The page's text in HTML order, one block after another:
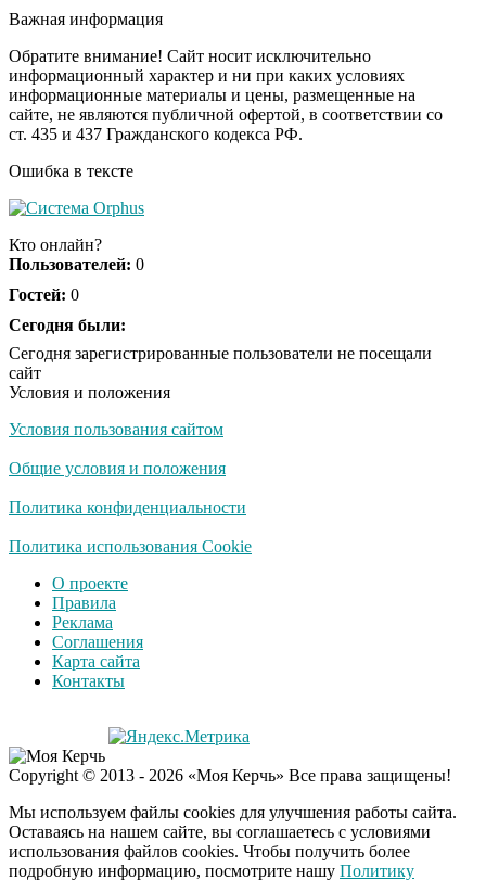
i
Королева вагона
отожгла! Видео не
оставит равнодушным
Важная информация
Обратите внимание! Сайт носит исключительно
информационный характер и ни при каких условиях
информационные материалы и цены, размещенные на
сайте, не являются публичной офертой, в соответствии со
ст. 435 и 437 Гражданского кодекса РФ.
Ошибка в тексте
Кто онлайн?
Пользователей: 0
Гостей: 0
Сегодня были:
Сегодня зарегистрированные пользователи не посещали
сайт
Условия и положения
Условия пользования сайтом
Общие условия и положения
Политика конфиденциальности
Политика использования Cookie
О проекте
Правила
Реклама
Соглашения
Карта сайта
Контакты
Copyright © 2013 - 2026 «Моя Керчь» Все права защищены!
Мы используем файлы cookies для улучшения работы сайта.
Оставаясь на нашем сайте, вы соглашаетесь с условиями
использования файлов cookies. Чтобы получить более
подробную информацию, посмотрите нашу Политику